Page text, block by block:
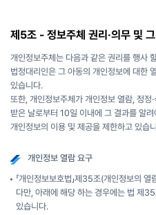
제5조 - 정보주체 권리·의무 및
개인정보주체는 다음과 같은 권리를 행사
법정대리인은 그 아동의 개인정보에 대한
있습니다.
또한, 개인정보주체가 개인정보 열람, 정정
받은 날로부터 10일 이내에 그 결과를 알
개인정보의 이용 및 제공을 제한하고 있습
개인정보 열람 요구
「개인정보보호법」제35조(개인정보의
다만, 아래에 해당 하는 경우에는 법 제
있습니다.